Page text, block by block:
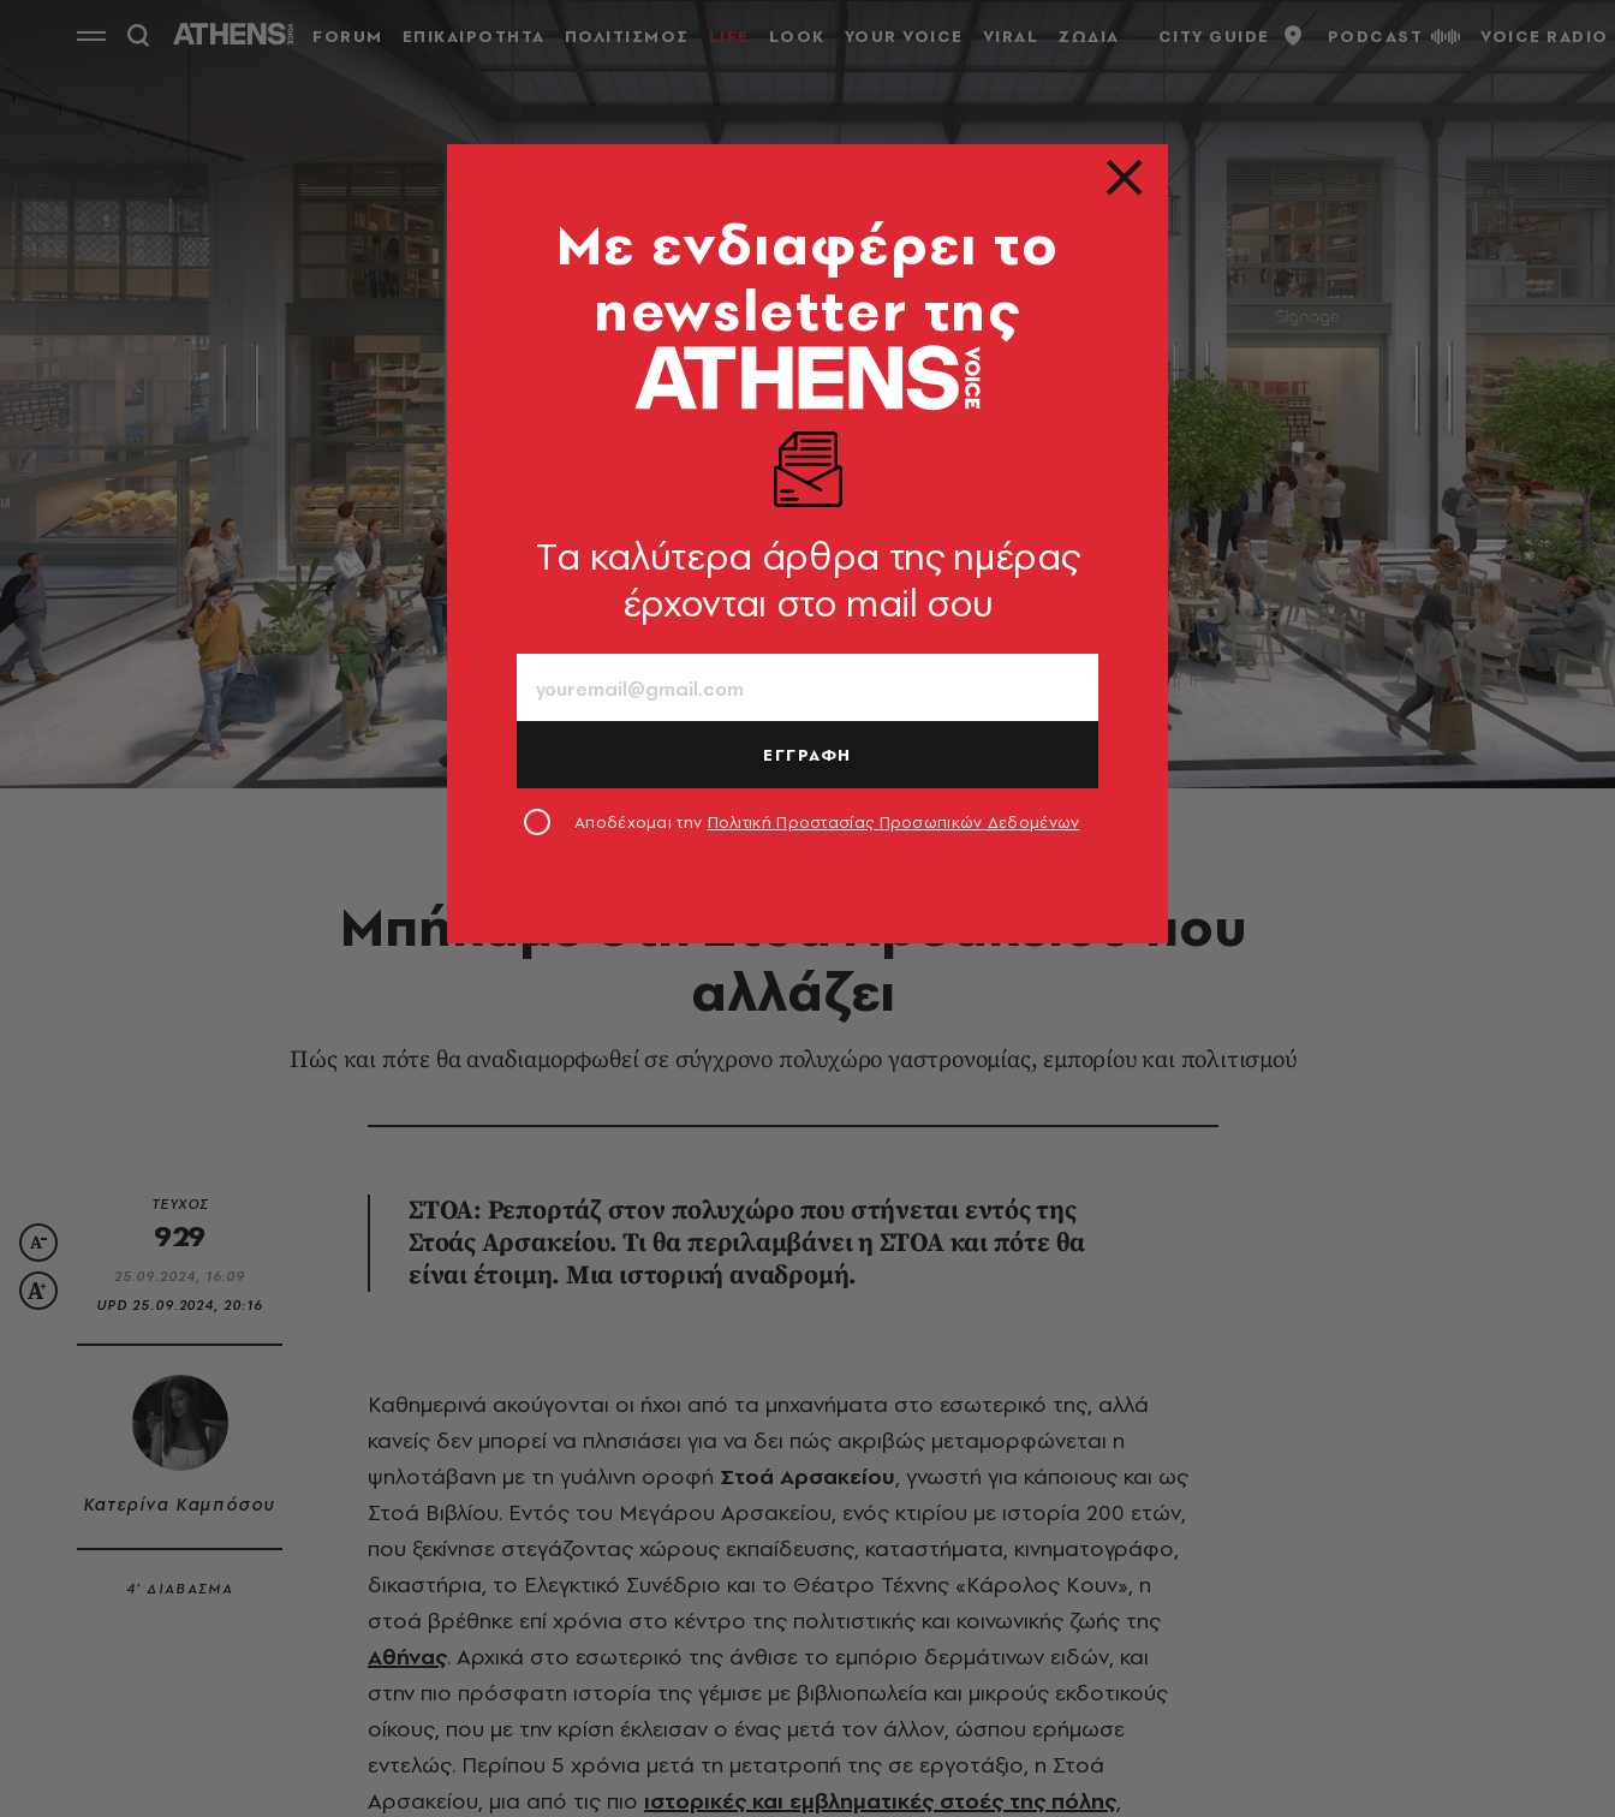
FORUM ΕΠΙΚΑΙΡΟΤΗΤΑ ΠΟΛΙΤΙΣΜΟΣ LIFE LOOK YOUR VOICE VIRAL ΖΩΔΙΑ CITY GUIDE PODCAST VOICE RADIO
Μπήκαμε στη Στοά Αρσακείου που
αλλάζει
Πώς και πότε θα αναδιαμορφωθεί σε σύγχρονο πολυχώρο γαστρονομίας, εμπορίου και πολιτισμού
ΤΕΥΧΟΣ
929
25.09.2024, 16:09
UPD25.09.2024, 20:16
Κατερίνα Καμπόσου
4’ ΔΙΑΒΑΣΜΑ
ΣΤΟΑ: Ρεπορτάζ στον πολυχώρο που στήνεται εντός της
Στοάς Αρσακείου. Τι θα περιλαμβάνει η ΣΤΟΑ και πότε θα
είναι έτοιμη. Μια ιστορική αναδρομή.
Καθημερινά ακούγονται οι ήχοι από τα μηχανήματα στο εσωτερικό της, αλλά
κανείς δεν μπορεί να πλησιάσει για να δει πώς ακριβώς μεταμορφώνεται η
ψηλοτάβανη με τη γυάλινη οροφή Στοά Αρσακείου, γνωστή για κάποιους και ως
Στοά Βιβλίου. Εντός του Μεγάρου Αρσακείου, ενός κτιρίου με ιστορία 200 ετών,
που ξεκίνησε στεγάζοντας χώρους εκπαίδευσης, καταστήματα, κινηματογράφο,
δικαστήρια, το Ελεγκτικό Συνέδριο και το Θέατρο Τέχνης «Κάρολος Κουν», η
στοά βρέθηκε επί χρόνια στο κέντρο της πολιτιστικής και κοινωνικής ζωής της
Αθήνας. Αρχικά στο εσωτερικό της άνθισε το εμπόριο δερμάτινων ειδών, και
στην πιο πρόσφατη ιστορία της γέμισε με βιβλιοπωλεία και μικρούς εκδοτικούς
οίκους, που με την κρίση έκλεισαν ο ένας μετά τον άλλον, ώσπου ερήμωσε
εντελώς. Περίπου 5 χρόνια μετά τη μετατροπή της σε εργοτάξιο, η Στοά
Αρσακείου, μια από τις πιο ιστορικές και εμβληματικές στοές της πόλης,
Mε ενδιαφέρει το
newsletter της
Tα καλύτερα άρθρα της ημέρας
έρχονται στο mail σου
ΕΓΓΡΑΦΗ
Αποδέχομαι την Πολιτική Προστασίας Προσωπικών Δεδομένων